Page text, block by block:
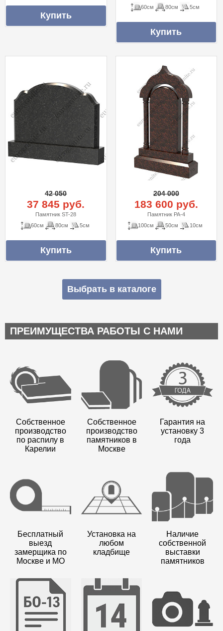
60см
80см 5см
42 050
37 845 руб.
Памятник ST-28
60см
80см 5см
204 000
183 600 руб.
Памятник PA-4
100см
50см 10см
Выбрать в каталоге
ПРЕИМУЩЕСТВА РАБОТЫ С НАМИ
Собственное
производство
по распилу в
Карелии
Собственное
производство
памятников в
Москве
Гарантия на
установку 3
года
Бесплатный
выезд
замерщика по
Москве и МО
Установка на
любом
кладбище
Наличие
собственной
выставки
памятников